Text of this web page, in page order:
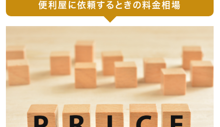
便利屋に依頼するときの料金相場